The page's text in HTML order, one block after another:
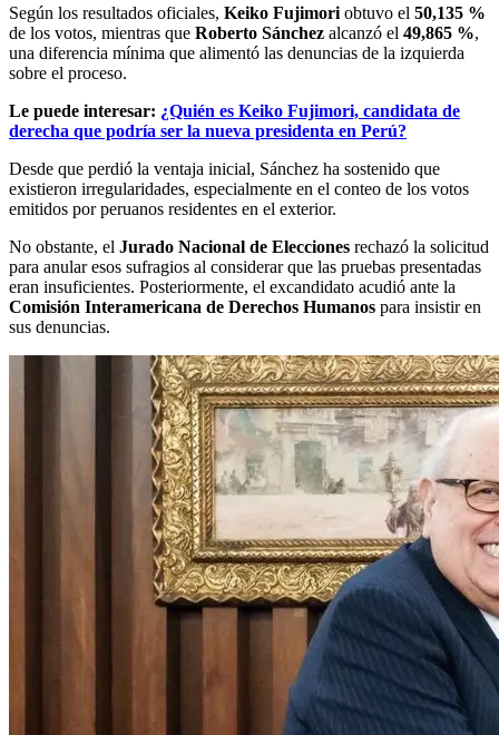
Según los resultados oficiales, Keiko Fujimoriobtuvo el 50,135 %
de los votos, mientras que Roberto Sánchez alcanzó el 49,865 %,
una diferencia mínima que alimentó las denuncias de la izquierda
sobre el proceso.
Le puede interesar: ¿Quién es Keiko Fujimori, candidata de
derecha que podría ser la nueva presidenta en Perú?
Desde que perdió la ventaja inicial, Sánchez ha sostenido que
existieron irregularidades, especialmente en el conteo de los votos
emitidos por peruanos residentes en el exterior.
No obstante, el Jurado Nacional de Elecciones rechazó la solicitud
para anular esos sufragios al considerar que las pruebas presentadas
eran insuficientes. Posteriormente, el excandidato acudió ante la
Comisión Interamericana de Derechos Humanos para insistir en
sus denuncias.